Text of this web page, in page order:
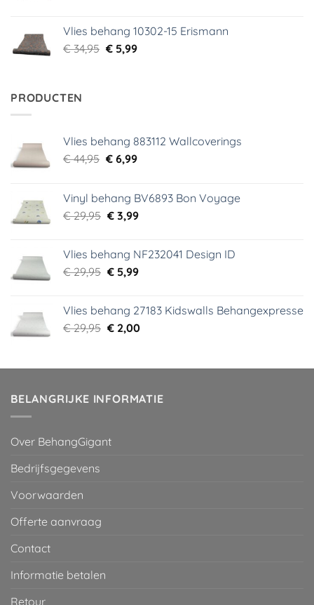
€ 34,95.€ 5,99.
Vlies behang 10302-15 Erismann
€34,95 Oorspronkelijke
€5,99Huidige
PRODUCTEN
Vlies behang 883112 Wallcoverings
€44,95 Oorspronkelijke
€ 44,95.
€6,99Huidige
€ 6,99.
Vinyl behang BV6893 Bon Voyage
€29,95 Oorspronkelijke
€ 29,95.
€3,99Huidige
€ 3,99.
Vlies behang NF232041 Design ID
€29,95 Oorspronkelijke
€ 29,95.
€5,99Huidige
€ 5,99.
Vlies behang 27183 Kidswalls Behangexpresse
€29,95 Oorspronkelijke
€ 29,95.
€2,00Huidige
€ 2,00.
BELANGRIJKE INFORMATIE
Over BehangGigant
Bedrijfsgegevens
Voorwaarden
Offerte aanvraag
Contact
Informatie betalen
Retour